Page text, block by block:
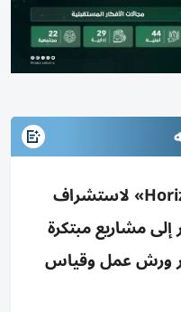
شرطة دبي تطلق «Horizon X» لاستشراف
مشاريع مبتكرة
ورش عمل وقياس